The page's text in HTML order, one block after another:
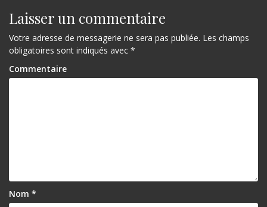
e
Laisser un commentaire
Votre adresse de messagerie ne sera pas publiée. Les champs
obligatoires sont indiqués avec *
Commentaire
Nom *